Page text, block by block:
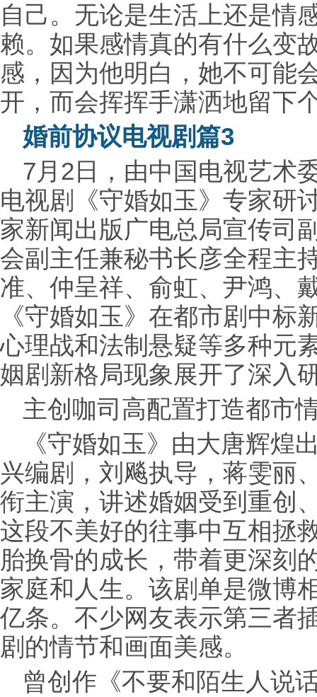
自己。无论是生活上还是情
赖。如果感情真的有什么变
感，因为他明白，她不可能
开，而会挥挥手潇洒地留下
婚前协议电视剧篇3
7月2日，由中国电视艺术
电视剧《守婚如玉》专家研
家新闻出版广电总局宣传司
会副主任兼秘书长彦全程主
准、仲呈祥、俞虹、尹鸿、
《守婚如玉》在都市剧中标
心理战和法制悬疑等多种元
姻剧新格局现象展开了深入
主创咖司高配置打造都市
《守婚如玉》由大唐辉煌
兴编剧，刘飚执导，蒋雯丽
衔主演，讲述婚姻受到重创
这段不美好的往事中互相拯
胎换骨的成长，带着更深刻
家庭和人生。该剧单是微博
亿条。不少网友表示第三者
剧的情节和画面美感。
曾创作《不要和陌生人说